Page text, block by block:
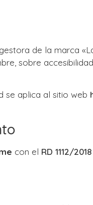
gestora de la marca
sobre
se aplica al sitio web
con el RD 1112/2018